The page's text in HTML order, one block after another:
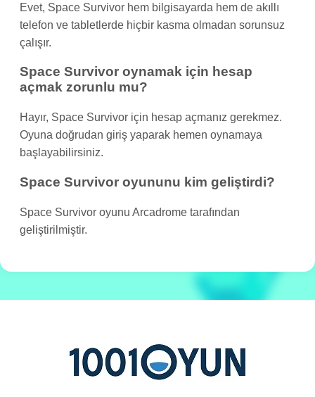
Evet, Space Survivor hem bilgisayarda hem de akıllı
telefon ve tabletlerde hiçbir kasma olmadan sorunsuz
çalışır.
Space Survivor oynamak için hesap
açmak zorunlu mu?
Hayır, Space Survivor için hesap açmanız gerekmez.
Oyuna doğrudan giriş yaparak hemen oynamaya
başlayabilirsiniz.
Space Survivor oyununu kim geliştirdi?
Space Survivor oyunu Arcadrome tarafından
geliştirilmiştir.